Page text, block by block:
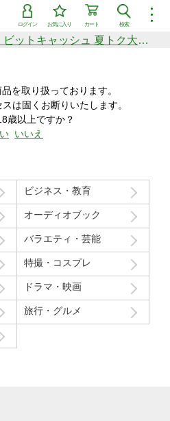
︙
検索
カート
お気に入り
ログイン
シリーズ
新着セール中商品
価格の高い順
年間ランキング
総額50万円分が当たる！ビットキャッシュ 夏トク大感謝祭
を取り扱っております。
は固くお断りいたします。
歳以上ですか？
いいえ
ビジネス・教育
オーディオブック
バラエティ・芸能
特撮・コスプレ
ドラマ・映画
旅行・グルメ